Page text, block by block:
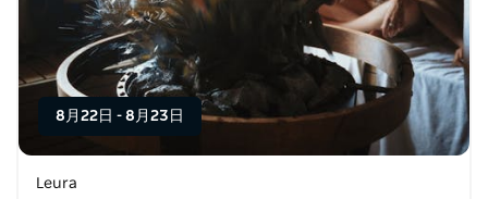
8月22日 - 8月23日
Leura